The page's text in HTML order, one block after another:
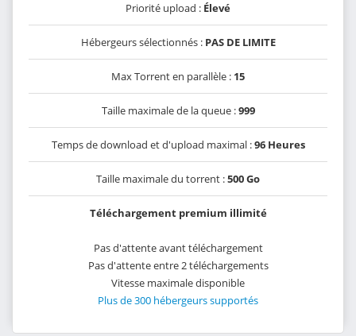
Priorité upload : Élevé
Hébergeurs sélectionnés : PAS DE LIMITE
Max Torrent en parallèle : 15
Taille maximale de la queue :999
Temps de download et d'upload maximal :96 Heures
Taille maximale du torrent :500 Go
Téléchargement premium illimité
Pas d'attente avant téléchargement
Pas d'attente entre 2 téléchargements
Vitesse maximale disponible
Plus de 300 hébergeurs supportés